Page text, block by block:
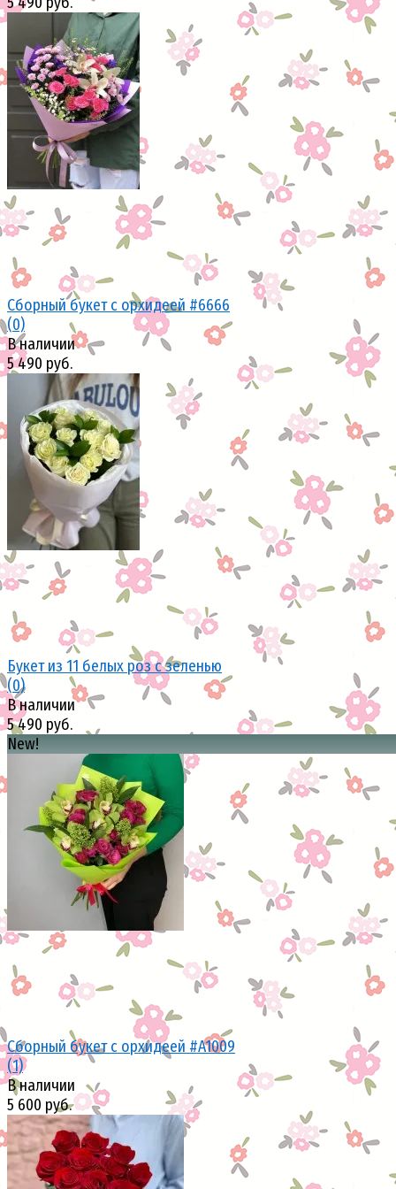
избранное сравнить
избранное сравнить
Сборный букет с орхидеей #6666
(0)
В наличии
5 490 руб.
избранное сравнить
Букет из 11 белых роз с зеленью
(0)
В наличии
5 490 руб.
New!
Сборный букет с орхидеей #A1009
(1)
В наличии
5 600 руб.